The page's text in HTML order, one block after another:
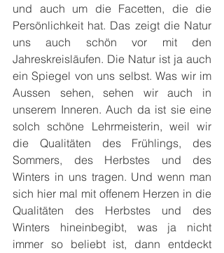
und auch um die Facetten, die die
Persönlichkeit hat. Das zeigt die Natur
uns auch schön vor mit den
Jahreskreisläufen. Die Natur ist ja auch
ein Spiegel von uns selbst. Was wir im
Aussen sehen, sehen wir auch in
unserem Inneren. Auch da ist sie eine
solch schöne Lehrmeisterin, weil wir
die Qualitäten des Frühlings, des
Sommers, des Herbstes und des
Winters in uns tragen. Und wenn man
sich hier mal mit offenem Herzen in die
Qualitäten des Herbstes und des
Winters hineinbegibt, was ja nicht
immer so beliebt ist, dann entdeckt